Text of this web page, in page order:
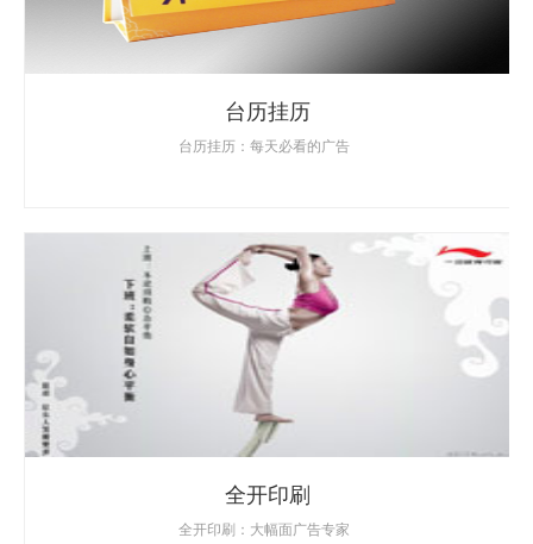
台历挂历
台历挂历：每天必看的广告
全开印刷
全开印刷：大幅面广告专家